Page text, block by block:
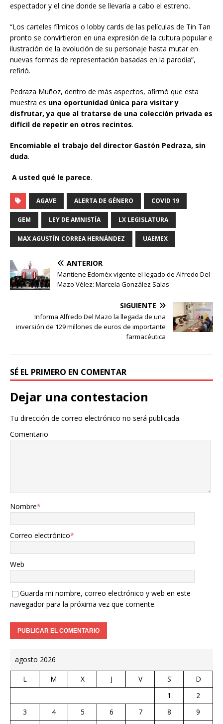
espectador y el cine donde se llevaría a cabo el estreno.
“Los carteles fílmicos o lobby cards de las películas de Tin Tan
pronto se convirtieron en una expresión de la cultura popular e
ilustración de la evolución de su personaje hasta mutar en
nuevas formas de representación basadas en la parodia”,
refirió.
Pedraza Muñoz, dentro de más aspectos, afirmó que esta
muestra es una oportunidad única para visitar y
disfrutar, ya que al tratarse de una colección privada es
difícil de repetir en otros recintos.
Encomiable el trabajo del director Gastón Pedraza, sin
duda.
A usted qué le parece.
AGAVE ALERTA DE GÉNERO COVID 19
GEM LEY DE AMNISTÍA LX LEGISLATURA
MAX AGUSTÍN CORREA HERNÁNDEZ UAEMEX
ANTERIOR
Mantiene Edoméx vigente el legado de Alfredo Del
Mazo Vélez: Marcela González Salas
SIGUIENTE
Informa Alfredo Del Mazo la llegada de una
inversión de 129 millones de euros de importante
farmacéutica
SÉ EL PRIMERO EN COMENTAR
Dejar una contestacion
Tu dirección de correo electrónico no será publicada.
Comentario
Nombre*
Correo electrónico*
Web
Guarda mi nombre, correo electrónico y web en este
navegador para la próxima vez que comente.
agosto 2026
L M X J V S
D
1
2
3
4 5 6 7 8
9